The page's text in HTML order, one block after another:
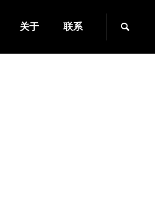
关于 联系